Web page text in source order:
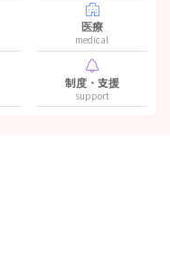
医療
medical
制度・支援
support